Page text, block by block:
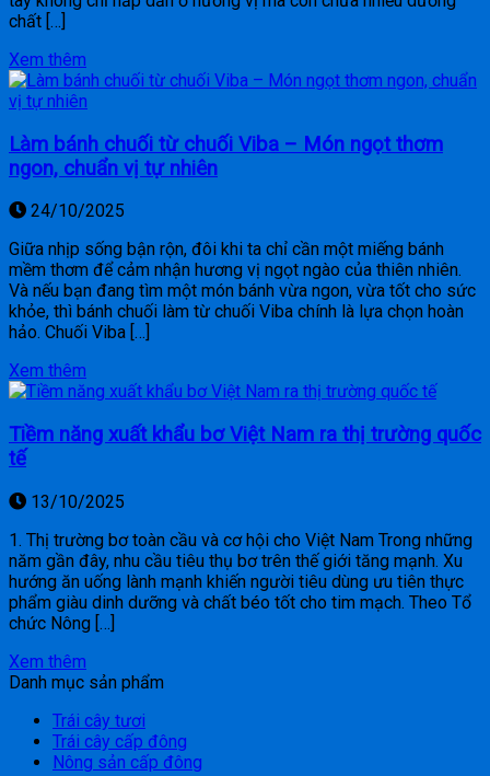
chất […]
Xem thêm
Làm bánh chuối từ chuối Viba – Món ngọt thơm
ngon, chuẩn vị tự nhiên
24/10/2025
Giữa nhịp sống bận rộn, đôi khi ta chỉ cần một miếng bánh
mềm thơm để cảm nhận hương vị ngọt ngào của thiên nhiên.
Và nếu bạn đang tìm một món bánh vừa ngon, vừa tốt cho sức
khỏe, thì bánh chuối làm từ chuối Viba chính là lựa chọn hoàn
hảo. Chuối Viba […]
Xem thêm
Tiềm năng xuất khẩu bơ Việt Nam ra thị trường quốc
tế
13/10/2025
1. Thị trường bơ toàn cầu và cơ hội cho Việt Nam Trong những
năm gần đây, nhu cầu tiêu thụ bơ trên thế giới tăng mạnh. Xu
hướng ăn uống lành mạnh khiến người tiêu dùng ưu tiên thực
phẩm giàu dinh dưỡng và chất béo tốt cho tim mạch. Theo Tổ
chức Nông […]
Xem thêm
Danh mục sản phẩm
Trái cây tươi
Trái cây cấp đông
Nông sản cấp đông